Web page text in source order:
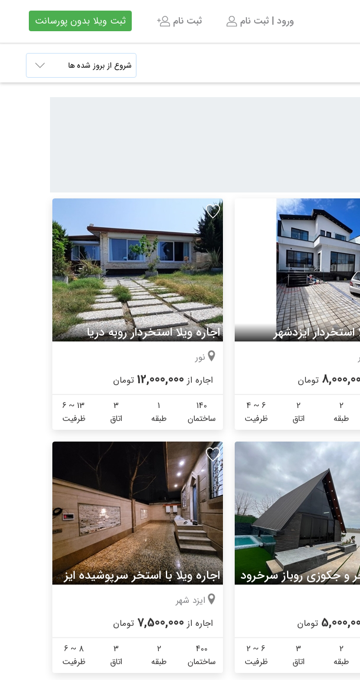
ورود | ثبت نام ثبت نام ثبت ویلا بدون پورسانت
استخردار ایزدشهر
تومان
2
طبقه
2
اتاق
4 ~ 6
ظرفیت
اجاره ویلا استخردار روبه دریا
نور
اجاره از 12,000,000 تومان
140
ساختمان
1
طبقه
3
اتاق
6 ~ 13
ظرفیت
و جکوزی روباز سرخرود
تومان
2
طبقه
3
اتاق
2 ~ 6
ظرفیت
اجاره ویلا با استخر سرپوشیده ایزدشهر
ایزد شهر
اجاره از 7,500,000 تومان
400
ساختمان
2
طبقه
3
اتاق
6 ~ 8
ظرفیت